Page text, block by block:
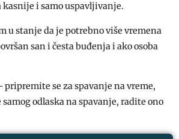
kasnije i samo uspavljivanje.
u stanje da je potrebno više vremena
san i česta buđenja i ako osoba
pripremite se za spavanje na vreme,
odlaska na spavanje, radite ono